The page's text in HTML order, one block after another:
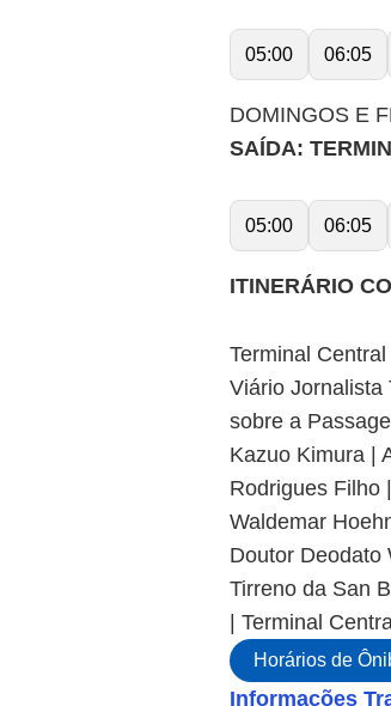
05:00 06:05
DOMINGOS E
SAÍDA:
05:00 06:05
ITINERÁRIO
Terminal
Viário Jornalista
sobre a
Kazuo Kimura |
Rodrigues Filho
Waldemar
Doutor Deodato
Tirreno da San
| Terminal
Horários de
Informações